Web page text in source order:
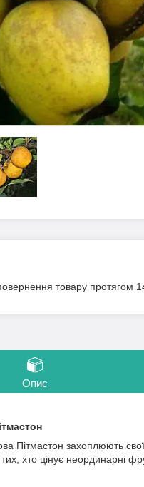
товару протягом
Опис
Пітмастон захоплюють
хто цінує неординарні